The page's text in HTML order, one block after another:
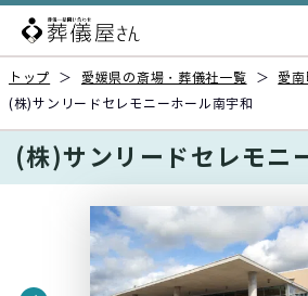
トップ ＞ 愛媛県の斎場・葬儀社一覧 ＞ 愛
(株)サンリードセレモニーホール南宇和
(株)サンリードセレモニ